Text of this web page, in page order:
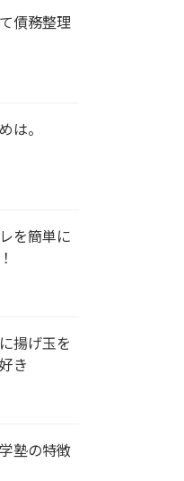
債務整理
は。
を簡単に
揚げ玉を
き
塾の特徴